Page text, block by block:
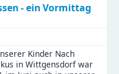
- ein Vormittag
Kinder Nach
in Wittgensdorf war